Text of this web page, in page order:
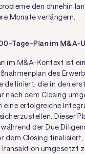
den ohnehin
Monate verlängern.
Tage-Plan im M&A-
im M&A-Kontext ist ein
des
definiert, die in den
nach dem Closing
eine erfolgreiche
Dieser
der Due
dem Closing
umgesetzt